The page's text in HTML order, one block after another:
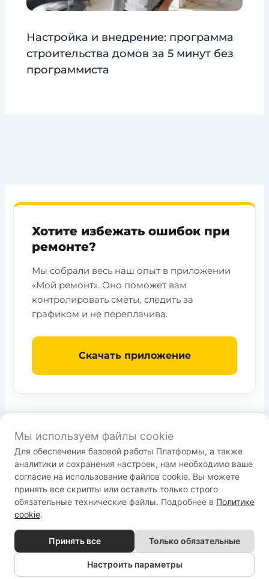
Настройка и внедрение: программа
строительства домов за 5 минут без
программиста
Хотите избежать ошибок при
ремонте?
Мы собрали весь наш опыт в приложении
«Мой ремонт». Оно поможет вам
контролировать сметы, следить за
графиком и не переплачива.
Скачать приложение
Пользовательское соглашение
Политика конфиденциальности
Служба поддержки:
support@bestrenovate.ru
Copyright © 2026 ООО "РАДМИ.РУ. Все права защищены.
Мы используем файлы cookie
Для обеспечения базовой работы Платформы, а также
аналитики и сохранения настроек, нам необходимо ваше
согласие на использование файлов cookie. Вы можете
принять все скрипты или оставить только строго
обязательные технические файлы. Подробнее в Политике
cookie.
Принять все Только обязательные
Настроить параметры